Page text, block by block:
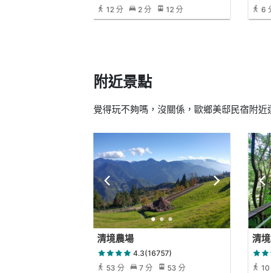
12 分
2 分 12 分
6
附近景點
覺得玩不夠嗎，沒關係，歐鄉美邸民宿附
清境農場
4.3(16757)
53 分
7 分 53 分
清
10